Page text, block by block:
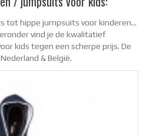
tot hippe jumpsuits voor kinderen…
vind je de kwalitatief
kids tegen een scherpe prijs. De
& België.